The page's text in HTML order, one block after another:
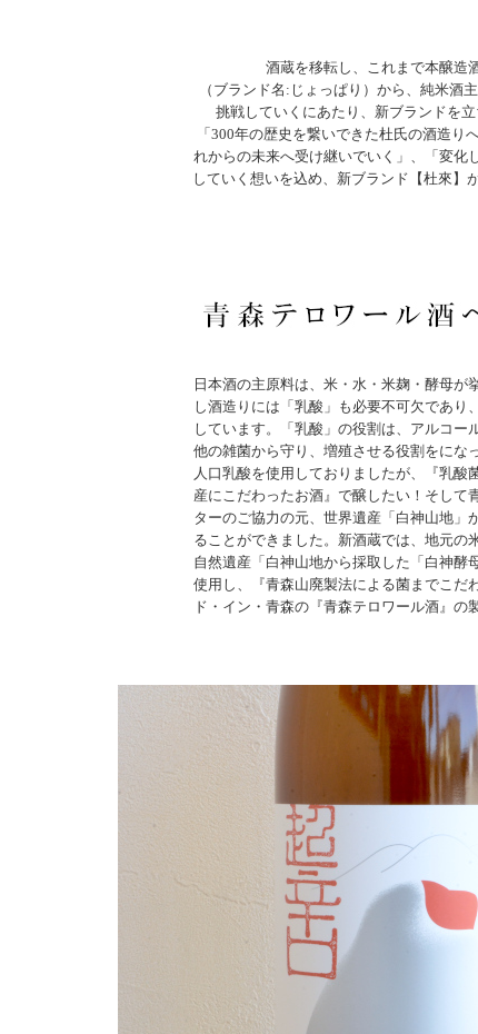
酒蔵を移転し、これまで本醸造
（ブランド名:じょっぱり）から、純米酒
挑戦していくにあたり、新ブランドを
「300年の歴史を繋いできた杜氏の酒造り
れからの未来へ受け継いでいく」、「変化
していく想いを込め、新ブランド【杜來】
日本酒の主原料は、米・水・米麹・酵母が
し酒造りには「乳酸」も必要不可欠であり
しています。「乳酸」の役割は、アルコー
他の雑菌から守り、増殖させる役割をにな
人口乳酸を使用しておりましたが、『乳酸
産にこだわったお酒』で醸したい！そして
ターのご協力の元、世界遺産「白神山地」
ることができました。新酒蔵では、地元の
自然遺産「白神山地から採取した「白神酵
使用し、『青森山廃製法による菌までこだ
ド・イン・青森の『青森テロワール酒』の